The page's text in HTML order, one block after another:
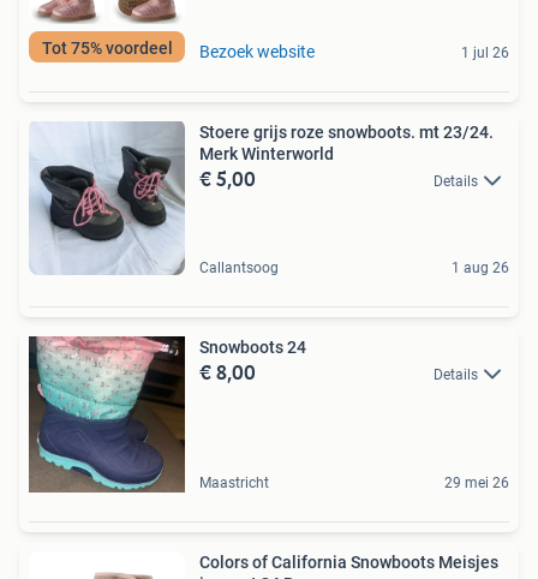
Tot 75% voordeel Bezoek website 1 jul 26
Stoere grijs roze snowboots. mt 23/24.
Merk Winterworld
€ 5,00 Details
Callantsoog 1 aug 26
Snowboots 24
€ 8,00 Details
Maastricht 29 mei 26
Colors of California Snowboots Meisjes